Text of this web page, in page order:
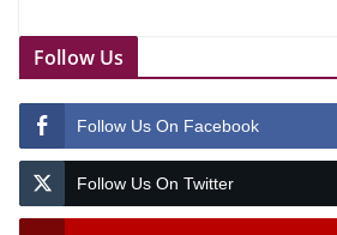
Follow Us
Follow Us On Facebook
Follow Us On Twitter